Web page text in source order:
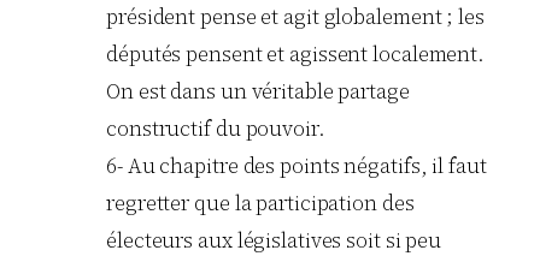
président pense et agit globalement ; les
députés pensent et agissent localement.
On est dans un véritable partage
constructif du pouvoir.
6- Au chapitre des points négatifs, il faut
regretter que la participation des
électeurs aux législatives soit si peu